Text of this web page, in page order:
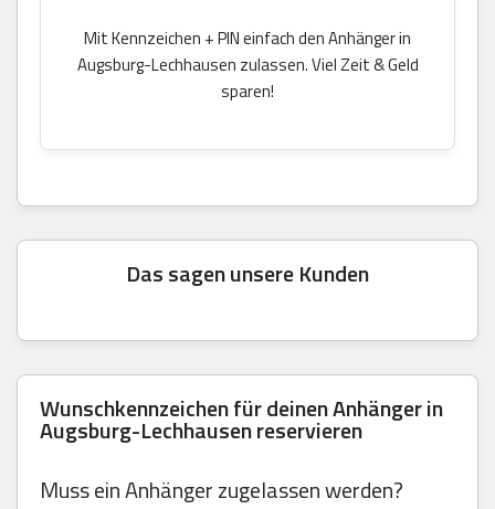
Mit Kennzeichen + PIN einfach den Anhänger in
Augsburg-Lechhausen zulassen. Viel Zeit & Geld
sparen!
Das sagen unsere Kunden
Wunschkennzeichen für deinen Anhänger in
Augsburg-Lechhausen reservieren
Muss ein Anhänger zugelassen werden?